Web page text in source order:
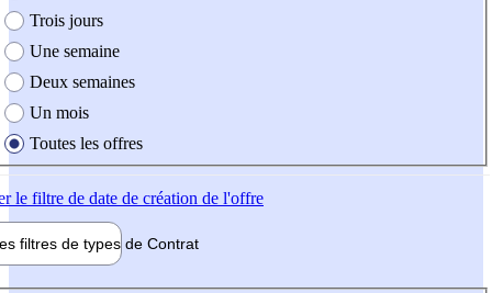
Trois jours
Une semaine
Deux semaines
Un mois
Toutes les offres
le filtre de date de création de l'offre
filtres de types de Contrat